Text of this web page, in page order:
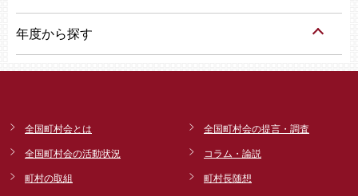
年度から探す
全国町村会とは
全国町村会の活動状況
町村の取組
全国町村会の提言・調査
コラム・論説
町村長随想